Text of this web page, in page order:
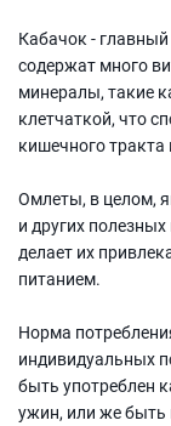
Кабачок -
содержат много
минералы, такие
клетчаткой, что
кишечного
Омлеты, в целом,
и других
делает их
питанием.
Норма
индивидуальных
быть употреблен
ужин, или же быть